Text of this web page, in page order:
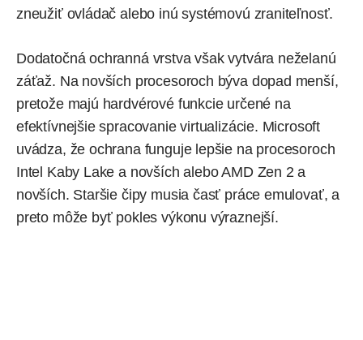
zneužiť ovládač alebo inú systémovú zraniteľnosť.
Dodatočná ochranná vrstva však vytvára neželanú
záťaž. Na novších procesoroch býva dopad menší,
pretože majú hardvérové funkcie určené na
efektívnejšie spracovanie virtualizácie. Microsoft
uvádza, že ochrana funguje lepšie na procesoroch
Intel Kaby Lake a novších alebo AMD Zen 2 a
novších. Staršie čipy musia časť práce emulovať, a
preto môže byť pokles výkonu výraznejší.